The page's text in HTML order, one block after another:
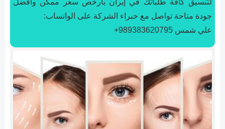
جودة متاحة تواصل مع خبراء الشركة على الواتساب:
علي شمس 989383620795+